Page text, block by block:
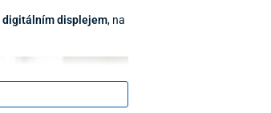
digitálním displejem, na